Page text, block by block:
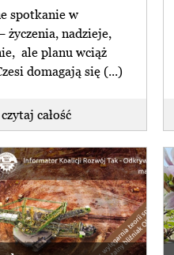
spotkanie w
życzenia, nadzieje,
ale planu wciąż
domagają się (...)
czytaj całość